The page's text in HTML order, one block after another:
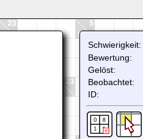
Schwierigkeit:
Bewertung:
Gelöst:
Beobachtet:
ID: